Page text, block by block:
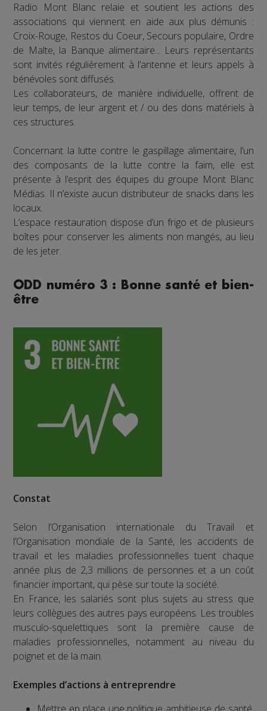
Radio Mont Blanc relaie et soutient les actions des
associations qui viennent en aide aux plus démunis :
Croix-Rouge, Restos du Coeur, Secours populaire, Ordre
de Malte, la Banque alimentaire... Leurs représentants
sont invités régulièrement à l’antenne et leurs appels à
bénévoles sont diffusés.
Les collaborateurs, de manière individuelle, offrent de
leur temps, de leur argent et / ou des dons matériels à
ces structures.
Concernant la lutte contre le gaspillage alimentaire, l’un
des composants de la lutte contre la faim, elle est
présente à l’esprit des équipes du groupe Mont Blanc
Médias. Il n’existe aucun distributeur de snacks dans les
locaux.
L’espace restauration dispose d’un frigo et de plusieurs
boîtes pour conserver les aliments non mangés, au lieu
de les jeter.
ODD numéro 3 : Bonne santé et bien-
être
Constat
Selon l’Organisation internationale du Travail et
l’Organisation mondiale de la Santé, les accidents de
travail et les maladies professionnelles tuent chaque
année plus de 2,3 millions de personnes et a un coût
financier important, qui pèse sur toute la société.
En France, les salariés sont plus sujets au stress que
leurs collègues des autres pays européens. Les troubles
musculo-squelettiques sont la première cause de
maladies professionnelles, notamment au niveau du
poignet et de la main.
Exemples d’actions à entreprendre